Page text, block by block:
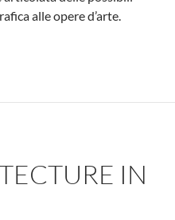
alle opere d’arte.
immagini. Nuove lezioni di
IN